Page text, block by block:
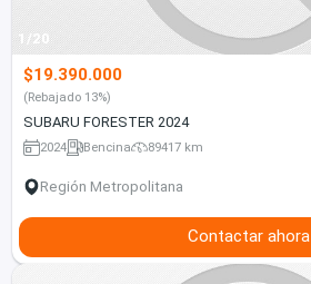
1/20
$19.390.000
(Rebajado 13%)
SUBARU FORESTER 2024
2024 Bencina 89417 km
Región Metropolitana
Contactar ahora